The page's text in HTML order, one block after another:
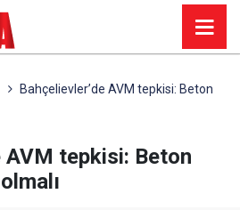
Bahçelievler’de AVM tepkisi: Beton
AVM tepkisi: Beton